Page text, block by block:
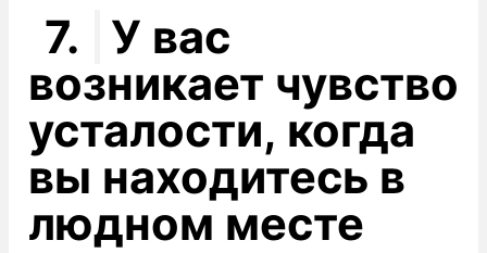
7.
У вас
возникает чувство
усталости, когда
вы находитесь в
людном месте